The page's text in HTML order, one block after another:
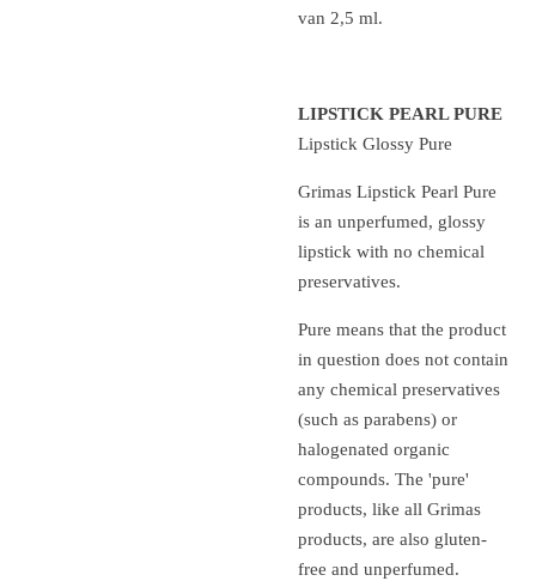
van 2,5 ml.
LIPSTICK PEARL PURE
Lipstick Glossy Pure
Grimas Lipstick Pearl Pure
is an unperfumed, glossy
lipstick with no chemical
preservatives.
Pure means that the product
in question does not contain
any chemical preservatives
(such as parabens) or
halogenated organic
compounds. The 'pure'
products, like all Grimas
products, are also gluten-
free and unperfumed.